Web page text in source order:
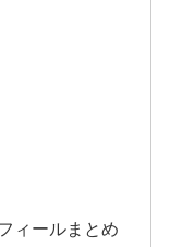
ィールまとめ